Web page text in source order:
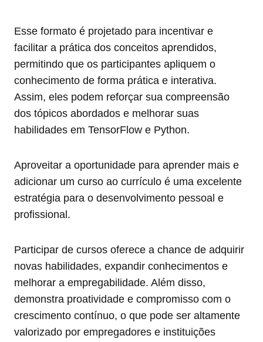
Esse formato é projetado para incentivar e
facilitar a prática dos conceitos aprendidos,
permitindo que os participantes apliquem o
conhecimento de forma prática e interativa.
Assim, eles podem reforçar sua compreensão
dos tópicos abordados e melhorar suas
habilidades em TensorFlow e Python.
Aproveitar a oportunidade para aprender mais e
adicionar um curso ao currículo é uma excelente
estratégia para o desenvolvimento pessoal e
profissional.
Participar de cursos oferece a chance de adquirir
novas habilidades, expandir conhecimentos e
melhorar a empregabilidade. Além disso,
demonstra proatividade e compromisso com o
crescimento contínuo, o que pode ser altamente
valorizado por empregadores e instituições